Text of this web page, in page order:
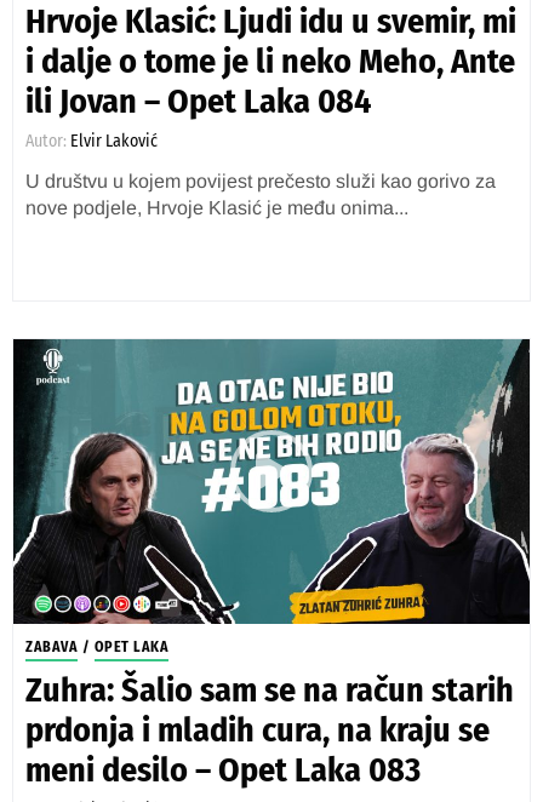
Hrvoje Klasić: Ljudi idu u svemir, mi
i dalje o tome je li neko Meho, Ante
ili Jovan – Opet Laka 084
Autor: Elvir Laković
U društvu u kojem povijest prečesto služi kao gorivo za
nove podjele, Hrvoje Klasić je među onima...
ZABAVA / OPET LAKA
Zuhra: Šalio sam se na račun starih
prdonja i mladih cura, na kraju se
meni desilo – Opet Laka 083